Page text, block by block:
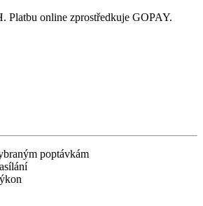
Platbu online zprostředkuje GOPAY.
poptávkám